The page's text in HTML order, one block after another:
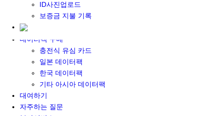
ID사진업로드
보증금 지불 기록
대만유심
기타 아시아 유심
데이터팩 구매
충전식 유심 카드
일본 데이터팩
한국 데이터팩
기타 아시아 데이터팩
대여하기
자주하는 질문